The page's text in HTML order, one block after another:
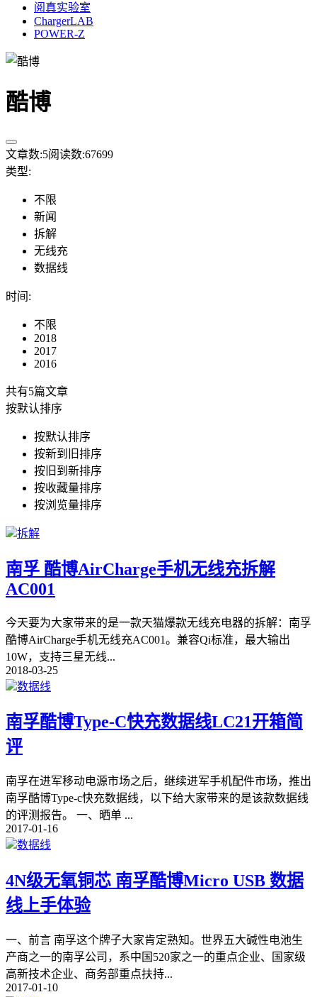
阅真实验室
ChargerLAB
POWER-Z
酷博
文章数:5阅读数:67699
类型:
不限
新闻
拆解
无线充
数据线
时间 :
不限
2018
2017
2016
共有5篇文章
按默认排序
按默认排序
按新到旧排序
按旧到新排序
按收藏量排序
按浏览量排序
拆解
南孚 酷博AirCharge手机无线充拆解
AC001
今天要为大家带来的是一款天猫爆款无线充电器的拆解：南孚
酷博AirCharge手机无线充AC001。兼容Qi标准，最大输出
10W，支持三星无线...
2018-03-25
数据线
南孚酷博Type-C快充数据线LC21开箱简
评
南孚在进军移动电源市场之后，继续进军手机配件市场，推出
南孚酷博Type-c快充数据线，以下给大家带来的是该款数据线
的评测报告。 一、晒单 ...
2017-01-16
数据线
4N级无氧铜芯 南孚酷博Micro USB 数据
线上手体验
一、前言 南孚这个牌子大家肯定熟知。世界五大碱性电池生
产商之一的南孚公司，系中国520家之一的重点企业、国家级
高新技术企业、商务部重点扶持...
2017-01-10